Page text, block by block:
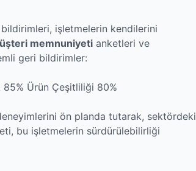
bildirimleri, işletmelerin kendilerini
memnuniyeti anketleri ve
geri bildirimler:
Ürün Çeşitliliği 80%
ön planda tutarak, sektördeki
bu işletmelerin sürdürülebilirliği